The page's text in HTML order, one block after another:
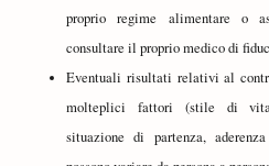
proprio regime alimentare o
consultare il proprio medico di
Eventuali risultati relativi al
molteplici fattori (stile di
situazione di partenza,